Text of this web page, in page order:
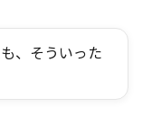
、そういった